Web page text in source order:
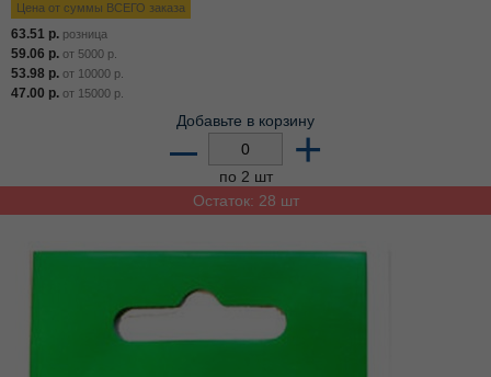
Цена от суммы ВСЕГО заказа
63.51 р. розница
59.06 р. от 5000 р.
53.98 р. от 10000 р.
47.00 р. от 15000 р.
Добавьте в корзину
– +
по 2 шт
Остаток: 28 шт